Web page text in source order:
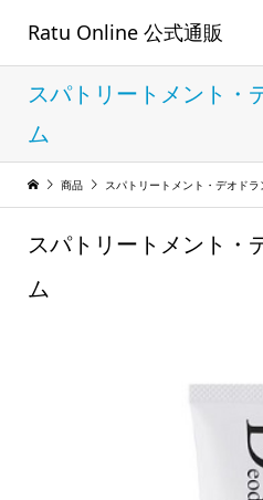
Ratu Online 公式通販
スパトリートメント・
ム
商品 スパトリートメント・デオドラ
スパトリートメント・
ム